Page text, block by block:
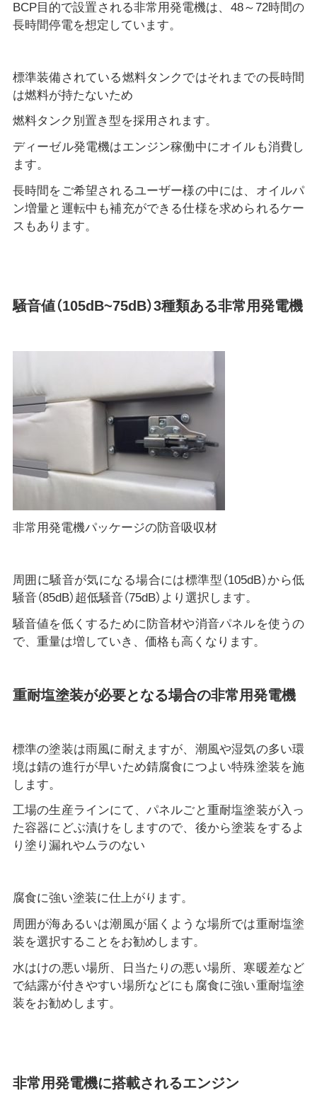
BCP目的で設置される非常用発電機は、48～72時間の
長時間停電を想定しています。
標準装備されている燃料タンクではそれまでの長時間
は燃料が持たないため
燃料タンク別置き型を採用されます。
ディーゼル発電機はエンジン稼働中にオイルも消費し
ます。
長時間をご希望されるユーザー様の中には、オイルパ
ン増量と運転中も補充ができる仕様を求められるケー
スもあります。
騒音値（105dB~75dB）3種類ある非常用発電機
非常用発電機パッケージの防音吸収材
周囲に騒音が気になる場合には標準型（105dB）から低
騒音（85dB）超低騒音（75dB）より選択します。
騒音値を低くするために防音材や消音パネルを使うの
で、重量は増していき、価格も高くなります。
重耐塩塗装が必要となる場合の非常用発電機
標準の塗装は雨風に耐えますが、潮風や湿気の多い環
境は錆の進行が早いため錆腐食につよい特殊塗装を施
します。
工場の生産ラインにて、パネルごと重耐塩塗装が入っ
た容器にどぶ漬けをしますので、後から塗装をするよ
り塗り漏れやムラのない
腐食に強い塗装に仕上がります。
周囲が海あるいは潮風が届くような場所では重耐塩塗
装を選択することをお勧めします。
水はけの悪い場所、日当たりの悪い場所、寒暖差など
で結露が付きやすい場所などにも腐食に強い重耐塩塗
装をお勧めします。
非常用発電機に搭載されるエンジン